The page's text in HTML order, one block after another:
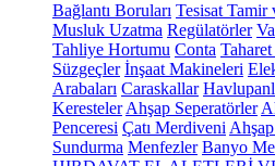
Bağlantı Boruları Tesisat Tamir
Musluk Uzatma Regülatörler
Tahliye Hortumu Conta
Süzgeçler İnşaat Makineleri
Arabaları Caraskallar
Keresteler Ahşap Seperatörler
Penceresi Çatı Merdiveni
Sundurma Menfezler Banyo